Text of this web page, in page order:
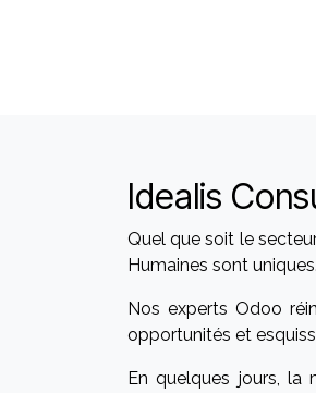
Idealis
​Quel que soit le
Humaines sont uniques.
Nos experts Odoo
opportunités et
En quelques jours,